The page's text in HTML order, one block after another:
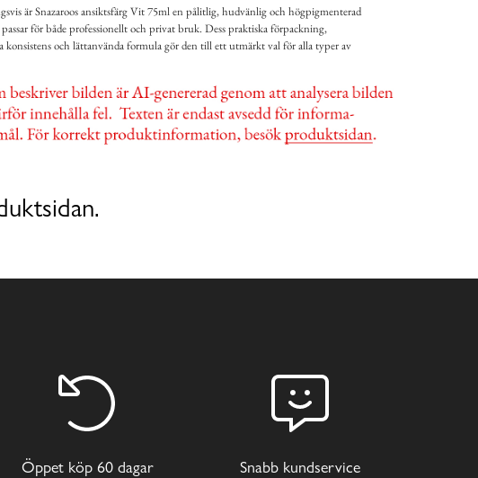
är Snazaroos ansiktsfärg Vit 75ml en pålitlig, hudvänlig och högpigmenterad
för både professionellt och privat bruk. Dess praktiska förpackning,
konsistens och lättanvända formula gör den till ett utmärkt val för alla typer av
Öppet köp 60 dagar Snabb kundservice